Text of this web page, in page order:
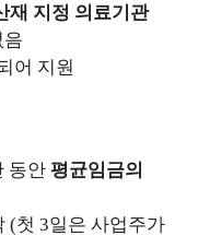
재 지정 의료기관
음
어 지원
동안 평균임금의
(첫 3일은 사업주가